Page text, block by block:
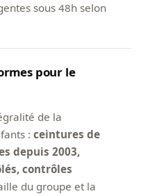
sous 48h selon
pour le
de la
: ceintures de
depuis 2003,
contrôles
du groupe et la